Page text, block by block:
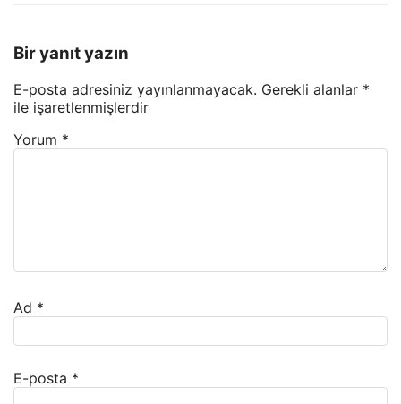
Bir yanıt yazın
E-posta adresiniz yayınlanmayacak. Gerekli alanlar *
ile işaretlenmişlerdir
Yorum *
Ad *
E-posta *